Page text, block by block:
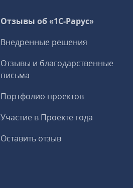
Отзывы об «1С-Рарус»
Внедренные решения
Отзывы и благодарственные
письма
Портфолио проектов
Участие в Проекте года
Оставить отзыв